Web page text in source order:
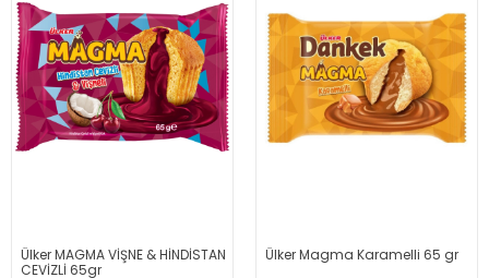
Ülker MAGMA VİŞNE & HİNDİSTAN
CEVİZLİ 65gr
Ülker Magma Karamelli 65 gr